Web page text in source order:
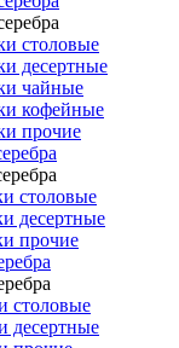
столовые
десертные
чайные
кофейные
прочие
столовые
десертные
прочие
столовые
десертные